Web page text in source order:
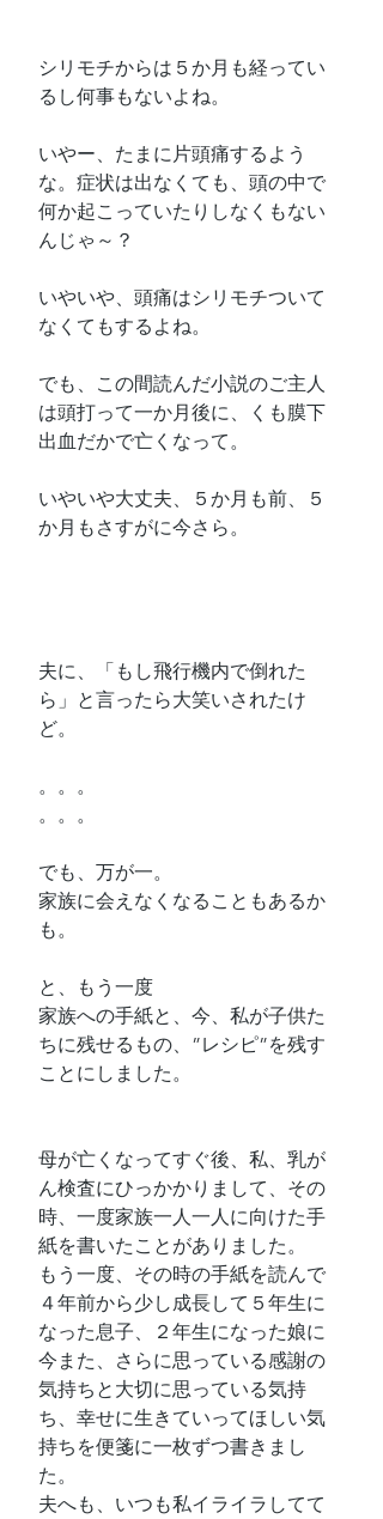
シリモチからは５か月も経ってい
るし何事もないよね。
いやー、たまに片頭痛するよう
な。症状は出なくても、頭の中で
何か起こっていたりしなくもない
んじゃ～？
いやいや、頭痛はシリモチついて
なくてもするよね。
でも、この間読んだ小説のご主人
は頭打って一か月後に、くも膜下
出血だかで亡くなって。
いやいや大丈夫、５か月も前、５
か月もさすがに今さら。
夫に、「もし飛行機内で倒れた
ら」と言ったら大笑いされたけ
ど。
。。。
。。。
でも、万が一。
家族に会えなくなることもあるか
も。
と、もう一度
家族への手紙と、今、私が子供た
ちに残せるもの、”レシピ”を残す
ことにしました。
母が亡くなってすぐ後、私、乳が
ん検査にひっかかりまして、その
時、一度家族一人一人に向けた手
紙を書いたことがありました。
もう一度、その時の手紙を読んで
４年前から少し成長して５年生に
なった息子、２年生になった娘に
今また、さらに思っている感謝の
気持ちと大切に思っている気持
ち、幸せに生きていってほしい気
持ちを便箋に一枚ずつ書きまし
た。
夫へも、いつも私イライラしてて